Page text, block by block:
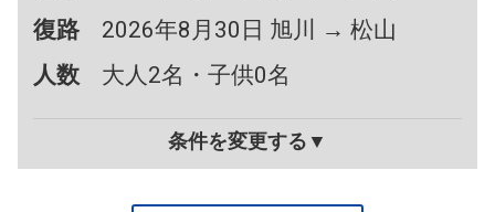
復路
2026年8月30日 旭川 → 松山
人数
大人2名・子供0名
条件を変更する▼